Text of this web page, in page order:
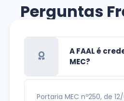
Perguntas
A FAAL é
MEC?
Portaria MEC nº250, de